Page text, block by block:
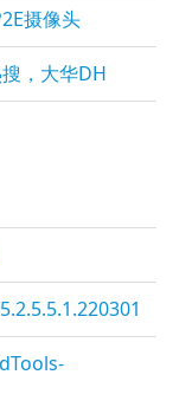
摄像头
，大华DH